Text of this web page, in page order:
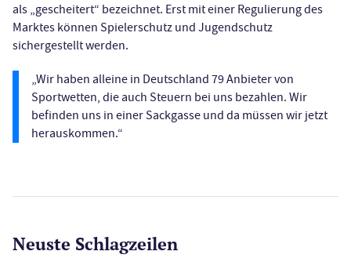
als „gescheitert“ bezeichnet. Erst mit einer Regulierung des
Marktes können Spielerschutz und Jugendschutz
sichergestellt werden.
„Wir haben alleine in Deutschland 79 Anbieter von
Sportwetten, die auch Steuern bei uns bezahlen. Wir
befinden uns in einer Sackgasse und da müssen wir jetzt
herauskommen.“
Neuste Schlagzeilen